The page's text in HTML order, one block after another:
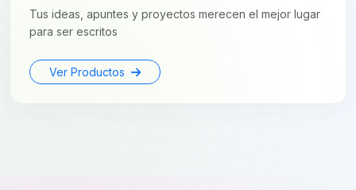
Tus ideas, apuntes y proyectos merecen el mejor lugar
para ser escritos
Ver Productos